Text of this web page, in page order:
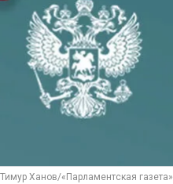
Ханов/«Парламентская газета»